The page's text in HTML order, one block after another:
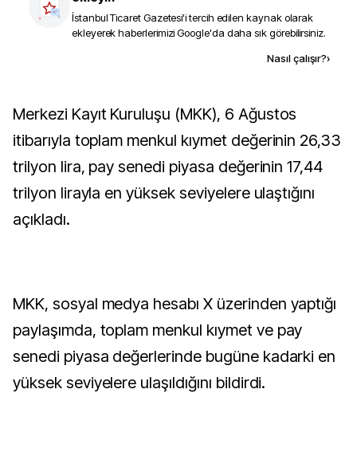
İstanbul Ticaret Gazetesi'i tercih edilen kaynak olarak
ekleyerek haberlerimizi Google'da daha sık görebilirsiniz.
Nasıl çalışır?›
Merkezi Kayıt Kuruluşu (MKK), 6 Ağustos
itibarıyla toplam menkul kıymet değerinin 26,33
trilyon lira, pay senedi piyasa değerinin 17,44
trilyon lirayla en yüksek seviyelere ulaştığını
açıkladı.
MKK, sosyal medya hesabı X üzerinden yaptığı
paylaşımda, toplam menkul kıymet ve pay
senedi piyasa değerlerinde bugüne kadarki en
yüksek seviyelere ulaşıldığını bildirdi.